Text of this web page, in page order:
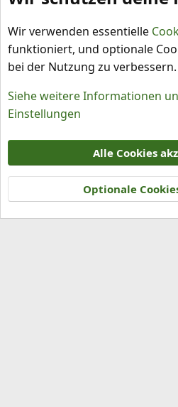
Capsicum pubescens
Nutzungsbedingungen
Hilfe und Impressum
R
S
S
Community platform by XenForo® ©
Wir verwenden essentielle
funktioniert, und optionale
bei der Nutzung zu verbessern.
Siehe weitere Informationen
Einstellungen
Alle Cookies
Optionale